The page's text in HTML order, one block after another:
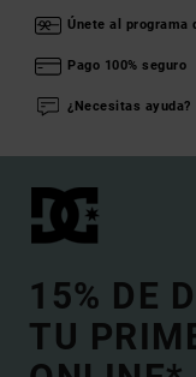
Únete al programa
Pago 100% seguro
¿Necesitas ayuda?
15% DE
TU